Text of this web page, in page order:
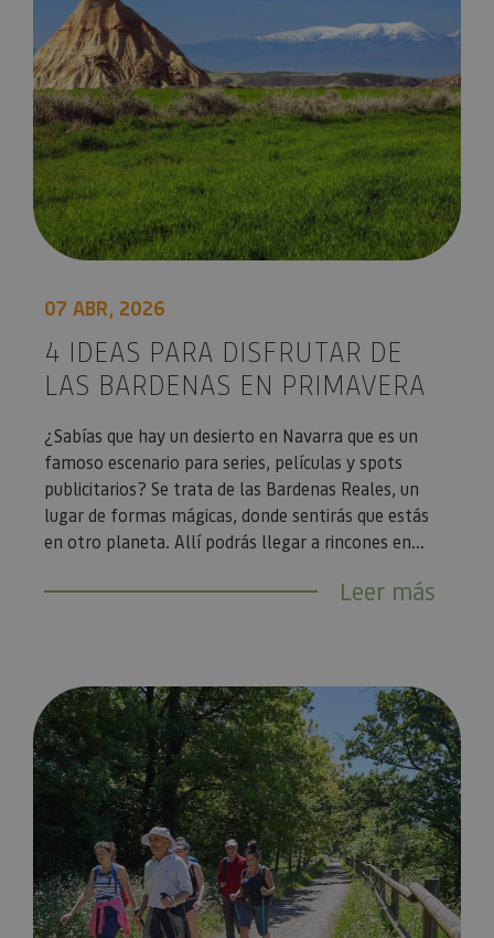
07 ABR, 2026
4 IDEAS PARA DISFRUTAR DE
LAS BARDENAS EN PRIMAVERA
¿Sabías que hay un desierto en Navarra que es un
famoso escenario para series, películas y spots
publicitarios? Se trata de las Bardenas Reales, un
lugar de formas mágicas, donde sentirás que estás
en otro planeta. Allí podrás llegar a rincones en...
Leer más
Vía Verde del Plazaola: túneles y naturaleza para una ruta